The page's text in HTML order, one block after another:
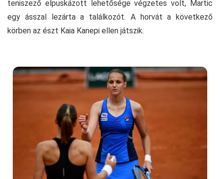
teniszező elpuskázott lehetősége végzetes volt, Martic
egy ásszal lezárta a találkozót. A horvát a következő
körben az észt Kaia Kanepi ellen játszik.